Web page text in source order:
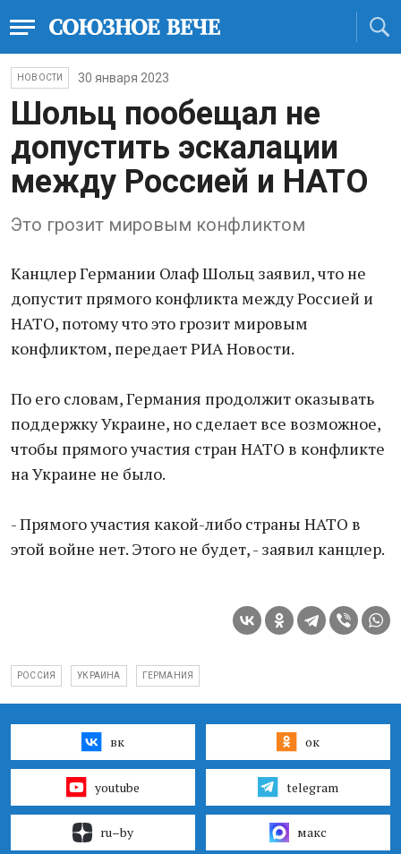
НОВОСТИ 30 января 2023
Шольц пообещал не
допустить эскалации
между Россией и НАТО
Это грозит мировым конфликтом
Канцлер Германии Олаф Шольц заявил, что не
допустит прямого конфликта между Россией и
НАТО, потому что это грозит мировым
конфликтом, передает РИА Новости.
По его словам, Германия продолжит оказывать
поддержку Украине, но сделает все возможное,
чтобы прямого участия стран НАТО в конфликте
на Украине не было.
- Прямого участия какой-либо страны НАТО в
этой войне нет. Этого не будет, - заявил канцлер.
РОССИЯ УКРАИНА ГЕРМАНИЯ
вк ок
youtube telegram
ru–by макс